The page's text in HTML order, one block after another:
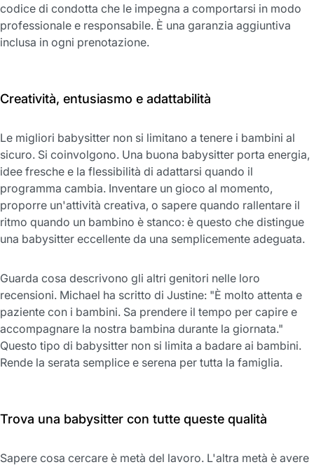
codice di condotta che le impegna a comportarsi in modo
professionale e responsabile. È una garanzia aggiuntiva
inclusa in ogni prenotazione.
Creatività, entusiasmo e adattabilità
Le migliori babysitter non si limitano a tenere i bambini al
sicuro. Si coinvolgono. Una buona babysitter porta energia,
idee fresche e la flessibilità di adattarsi quando il
programma cambia. Inventare un gioco al momento,
proporre un'attività creativa, o sapere quando rallentare il
ritmo quando un bambino è stanco: è questo che distingue
una babysitter eccellente da una semplicemente adeguata.
Guarda cosa descrivono gli altri genitori nelle loro
recensioni. Michael ha scritto di Justine: "È molto attenta e
paziente con i bambini. Sa prendere il tempo per capire e
accompagnare la nostra bambina durante la giornata."
Questo tipo di babysitter non si limita a badare ai bambini.
Rende la serata semplice e serena per tutta la famiglia.
Trova una babysitter con tutte queste qualità
Sapere cosa cercare è metà del lavoro. L'altra metà è avere